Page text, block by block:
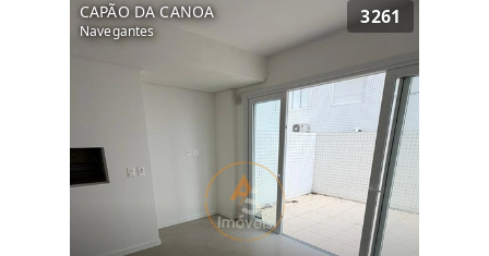
CAPÃO DA CANOA
Navegantes
3261